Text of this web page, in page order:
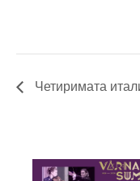
Четиримата